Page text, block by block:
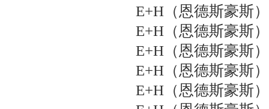
E+H（恩德斯豪斯
E+H（恩德斯豪斯
E+H（恩德斯豪斯
E+H（恩德斯豪斯
E+H（恩德斯豪斯